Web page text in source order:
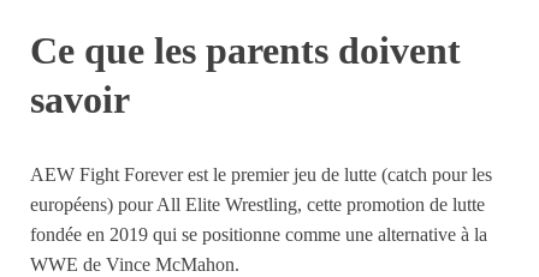
Ce que les parents doivent
savoir
AEW Fight Forever est le premier jeu de lutte (catch pour les
européens) pour All Elite Wrestling, cette promotion de lutte
fondée en 2019 qui se positionne comme une alternative à la
WWE de Vince McMahon.